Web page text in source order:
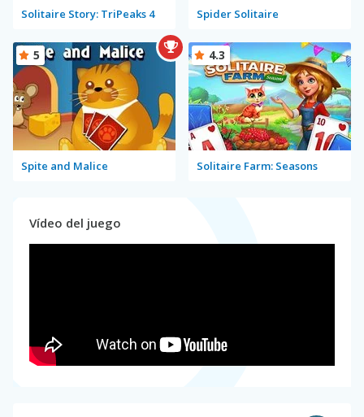
Solitaire Story: TriPeaks 4 Spider Solitaire
Spite and Malice
5
Solitaire Farm: Seasons
4.3
Vídeo del juego